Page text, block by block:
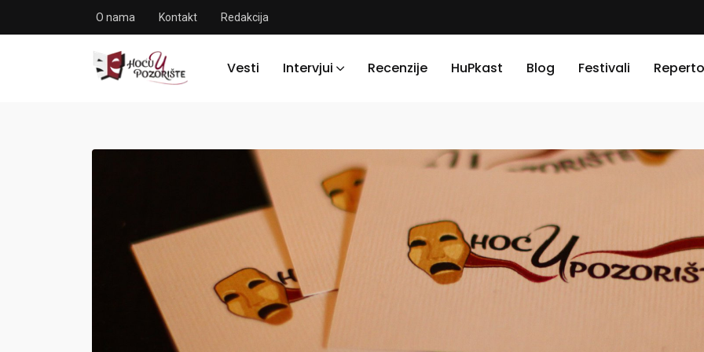
O nama Kontakt Redakcija
Vesti Intervjui Recenzije HuPkast Blog Festivali